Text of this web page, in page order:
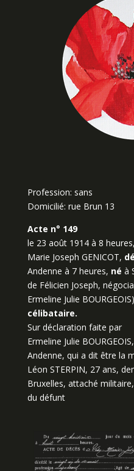
Profession: sans
Domicilié: rue Brun 13
Acte n° 149
le 23 août 1914 à 8 heures,
Marie Joseph GENICOT,
Andenne à 7 heures, né à
de Félicien Joseph,
Ermeline Julie BOURGEOIS)
célibataire.
Sur déclaration faite par
Ermeline Julie
Andenne, qui a dit être la
Léon STERPIN, 27 ans,
Bruxelles, attaché
du défunt